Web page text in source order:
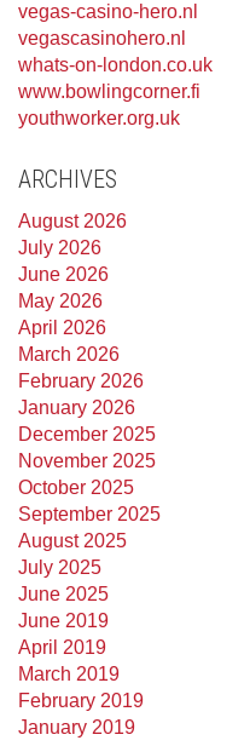
vegas-casino-hero.nl
vegascasinohero.nl
whats-on-london.co.uk
www.bowlingcorner.fi
youthworker.org.uk
ARCHIVES
August 2026
July 2026
June 2026
May 2026
April 2026
March 2026
February 2026
January 2026
December 2025
November 2025
October 2025
September 2025
August 2025
July 2025
June 2025
June 2019
April 2019
March 2019
February 2019
January 2019